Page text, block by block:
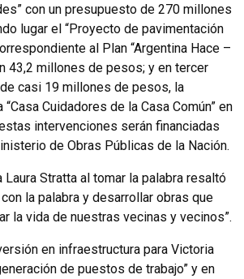
con un presupuesto de 270 millones
lugar el “Proyecto de pavimentación
al Plan “Argentina Hace –
43,2 millones de pesos; y en tercer
casi 19 millones de pesos, la
Cuidadores de la Casa Común” en
intervenciones serán financiadas
de Obras Públicas de la Nación.
Laura Stratta al tomar la palabra resaltó
la palabra y desarrollar obras que
la vida de nuestras vecinas y vecinos”.
en infraestructura para Victoria
de puestos de trabajo” y en